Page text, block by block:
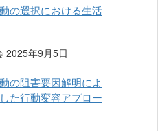
の選択における生活
2025年9月5日
の阻害要因解明によ
た行動変容アプロー